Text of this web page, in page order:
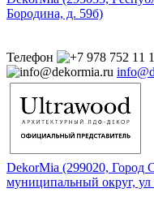
Бородина, д. 59б)
Телефон
DekorMia (299020, Город
муниципальный округ, ул